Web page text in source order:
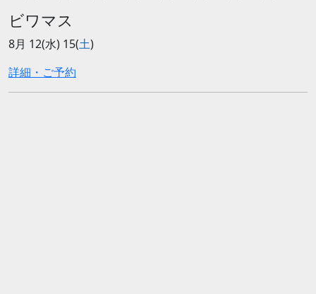
ビワマス
8月 12(水) 15(土)
詳細・ご予約